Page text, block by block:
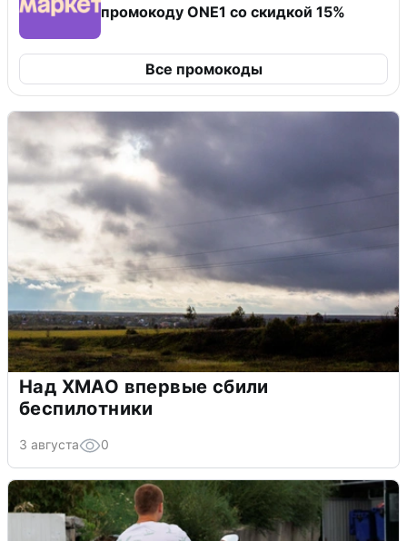
промокоду ONE1 со скидкой 15%
Все промокоды
Над ХМАО впервые сбили
беспилотники
3 августа 0